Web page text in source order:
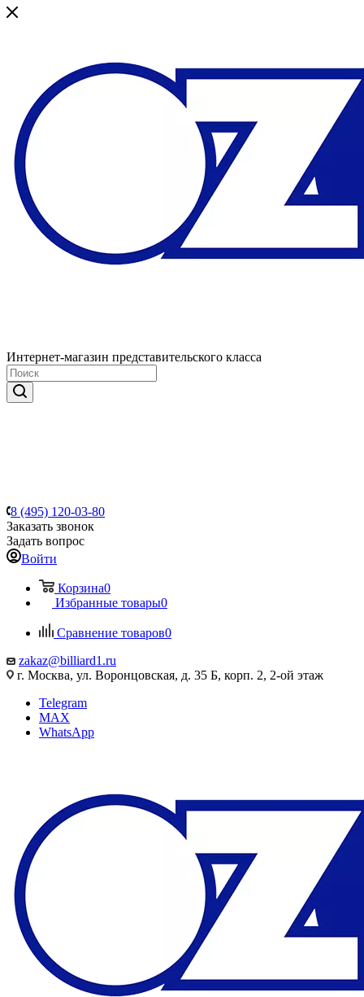
Интернет-магазин представительского класса
8 (495) 120-03-80
Заказать звонок
Задать вопрос
Войти
Корзина0
Избранные товары0
Сравнение товаров0
zakaz@billiard1.ru
г. Москва, ул. Воронцовская, д. 35 Б, корп. 2, 2-ой этаж
Telegram
MAX
WhatsApp